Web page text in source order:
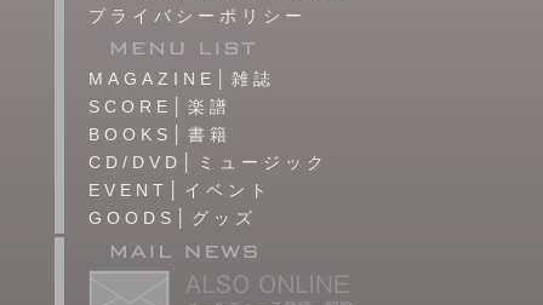
プライバシーポリシー
MAGAZINE│雑誌
SCORE│楽譜
BOOKS│書籍
CD/DVD│ミュージック
EVENT│イベント
GOODS│グッズ